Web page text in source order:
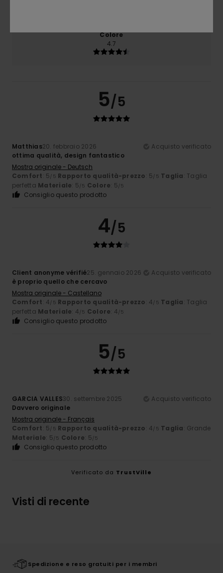
Colore
4.7
5/5
Matthias20. febbraio 2026
Acquisto verificato
ottima qualità, design fantastico
Mostra originale - Deutsch
Comfort: 5/5 Rapporto qualità-prezzo: 5/5 Taglia: Taglia
perfetta Materiale: 5/5 Colore: 5/5
Consiglio questo prodotto
4/5
Client anonyme vérifié25. gennaio 2026
Acquisto verificato
è proprio quello che cercavo
Mostra originale - Castellano
Comfort: 4/5 Rapporto qualità-prezzo: 4/5 Taglia: Taglia
perfetta Materiale: 4/5 Colore: 4/5
Consiglio questo prodotto
5/5
GARCIA VALLES30. settembre 2025
Acquisto verificato
Davvero originale
Mostra originale - Français
Comfort: 5/5 Rapporto qualità-prezzo: 4/5 Taglia: Grande
Materiale: 5/5 Colore: 5/5
Consiglio questo prodotto
Verificato da TrustVille
Visti di recente
Spedizione e reso gratuiti per i membri